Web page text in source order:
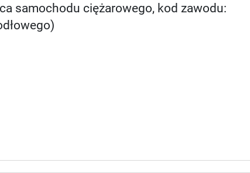
samochodu ciężarowego, kod zawodu: